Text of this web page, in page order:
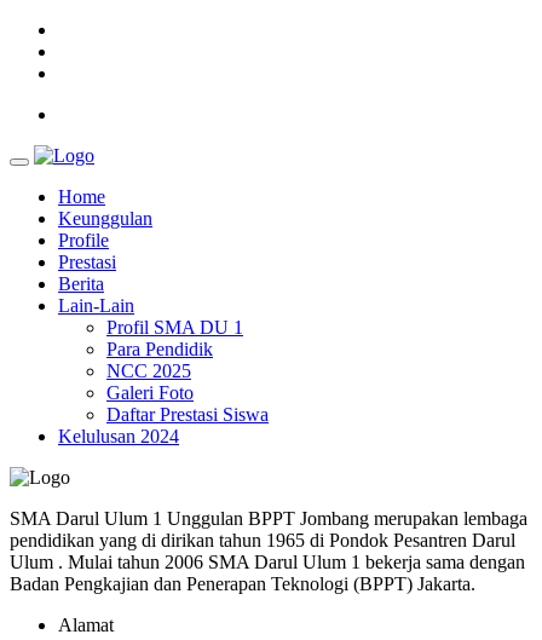
Home
Keunggulan
Profile
Prestasi
Berita
Lain-Lain
Profil SMA DU 1
Para Pendidik
NCC 2025
Galeri Foto
Daftar Prestasi Siswa
Kelulusan 2024
SMA Darul Ulum 1 Unggulan BPPT Jombang merupakan lembaga
pendidikan yang di dirikan tahun 1965 di Pondok Pesantren Darul
Ulum . Mulai tahun 2006 SMA Darul Ulum 1 bekerja sama dengan
Badan Pengkajian dan Penerapan Teknologi (BPPT) Jakarta.
Alamat